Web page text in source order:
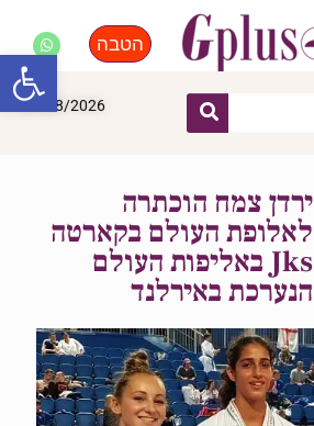
הטבה
07/08/2026
ירדן צמח הוכתרה
לאלופת העולם בקארטה
Jks באליפות העולם
הנערכת באירלנד
פתח